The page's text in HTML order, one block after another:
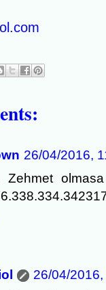
26/04/2016,
Zehmet
26/04/